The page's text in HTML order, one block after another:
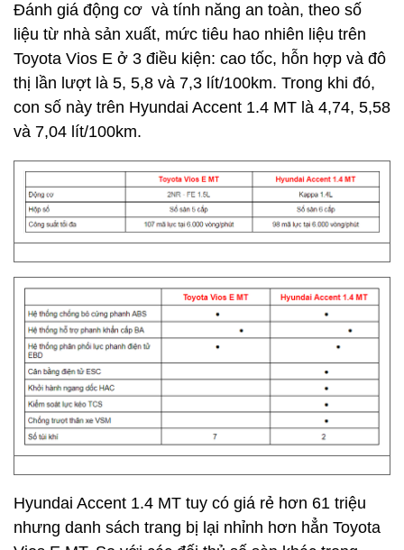
Đánh giá động cơ và tính năng an toàn, theo số
liệu từ nhà sản xuất, mức tiêu hao nhiên liệu trên
Toyota Vios E ở 3 điều kiện: cao tốc, hỗn hợp và đô
thị lần lượt là 5, 5,8 và 7,3 lít/100km. Trong khi đó,
con số này trên Hyundai Accent 1.4 MT là 4,74, 5,58
và 7,04 lít/100km.
Hyundai Accent 1.4 MT tuy có giá rẻ hơn 61 triệu
nhưng danh sách trang bị lại nhỉnh hơn hẳn Toyota